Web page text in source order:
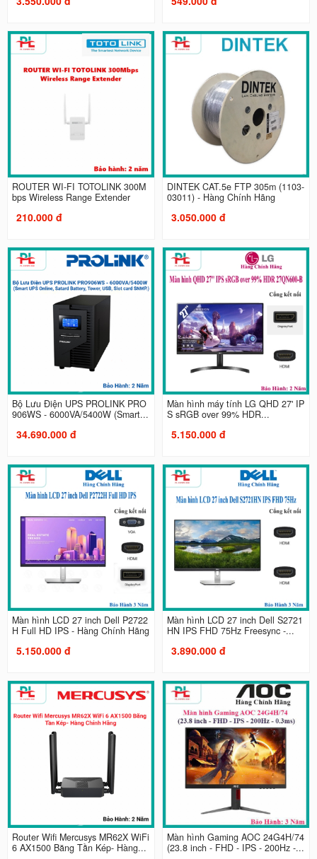
ROUTER WI-FI TOTOLINK 300M
bps Wireless Range Extender
210.000 đ
DINTEK CAT.5e FTP 305m (1103-
03011) - Hàng Chính Hãng
3.050.000 đ
Bộ Lưu Điện UPS PROLINK PRO
906WS - 6000VA/5400W (Smart...
34.690.000 đ
Màn hình máy tính LG QHD 27' IP
S sRGB over 99% HDR...
5.150.000 đ
Màn hình LCD 27 inch Dell P2722
H Full HD IPS - Hàng Chính Hãng
5.150.000 đ
Màn hình LCD 27 inch Dell S2721
HN IPS FHD 75Hz Freesync -...
3.890.000 đ
Router Wifi Mercusys MR62X WiFi
6 AX1500 Băng Tần Kép- Hàng...
Màn hình Gaming AOC 24G4H/74
(23.8 inch - FHD - IPS - 200Hz -...